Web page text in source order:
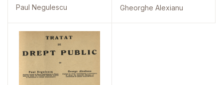
Paul Negulescu
Gheorghe Alexianu